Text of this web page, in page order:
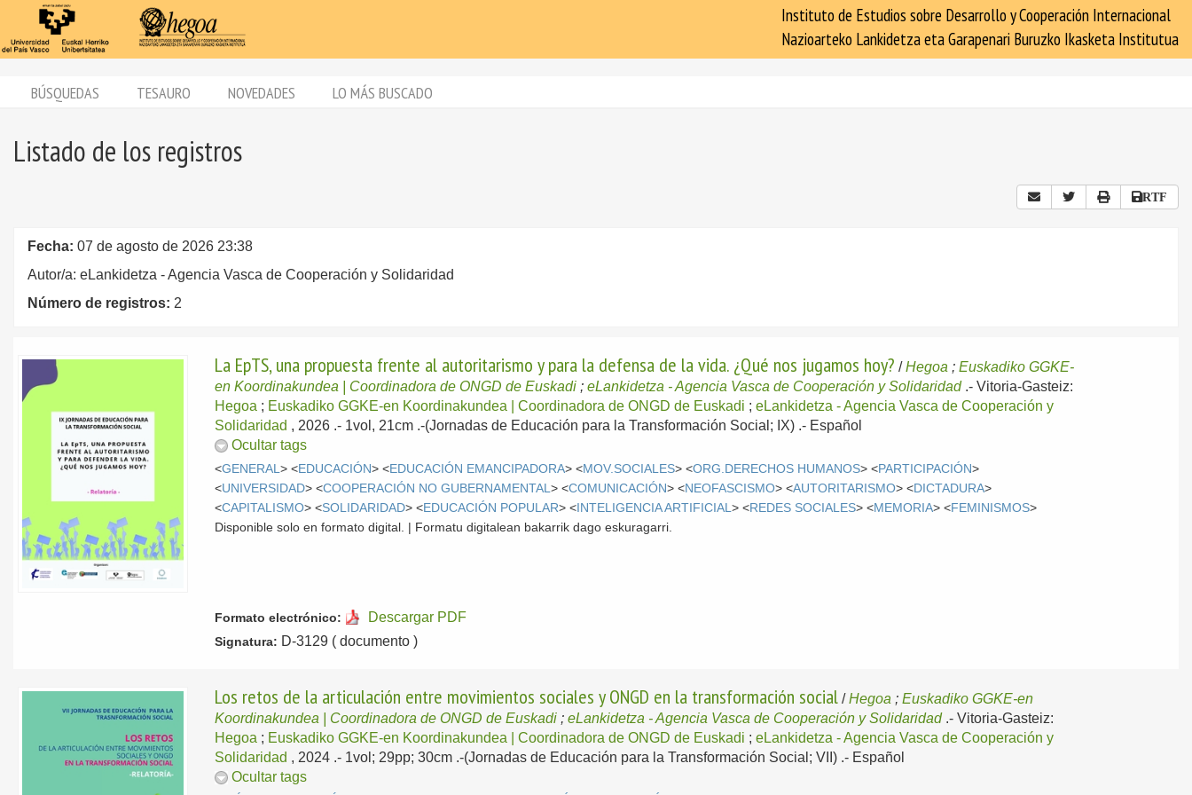
Instituto de Estudios sobre Desarrollo y Cooperación Internacional
Nazioarteko Lankidetza eta Garapenari Buruzko Ikasketa Institutua
BÚSQUEDAS TESAURO NOVEDADES LO MÁS BUSCADO
Listado de los registros
RTF
Fecha: 07 de agosto de 2026 23:38
Autor/a: eLankidetza - Agencia Vasca de Cooperación y Solidaridad
Número de registros: 2
La EpTS, una propuesta frente al autoritarismo y para la defensa de la vida. ¿Qué nos jugamos hoy? /Hegoa ;Euskadiko GGKE-
en Koordinakundea | Coordinadora de ONGD de Euskadi ;eLankidetza - Agencia Vasca de Cooperación y Solidaridad .-Vitoria-Gasteiz:
Hegoa ; Euskadiko GGKE-en Koordinakundea | Coordinadora de ONGD de Euskadi ;eLankidetza - Agencia Vasca de Cooperación y
Solidaridad , 2026 .- 1vol, 21cm .-(Jornadas de Educación para la Transformación Social; IX) .- Español
Ocultar tags
<GENERAL> <EDUCACIÓN> <EDUCACIÓN EMANCIPADORA> <MOV.SOCIALES> <ORG.DERECHOS HUMANOS> <PARTICIPACIÓN>
<UNIVERSIDAD> <COOPERACIÓN NO GUBERNAMENTAL> <COMUNICACIÓN> <NEOFASCISMO> <AUTORITARISMO> <DICTADURA>
<CAPITALISMO> <SOLIDARIDAD> <EDUCACIÓN POPULAR> <INTELIGENCIA ARTIFICIAL> <REDES SOCIALES> <MEMORIA> <FEMINISMOS>
Disponible solo en formato digital. | Formatu digitalean bakarrik dago eskuragarri.
Formato electrónico: Descargar PDF
Signatura: D-3129 ( documento )
Los retos de la articulación entre movimientos sociales y ONGD en la transformación social /Hegoa ;Euskadiko GGKE-en
Koordinakundea | Coordinadora de ONGD de Euskadi ;eLankidetza - Agencia Vasca de Cooperación y Solidaridad .-Vitoria-Gasteiz:
Hegoa ; Euskadiko GGKE-en Koordinakundea | Coordinadora de ONGD de Euskadi ;eLankidetza - Agencia Vasca de Cooperación y
Solidaridad , 2024 .- 1vol; 29pp; 30cm .-(Jornadas de Educación para la Transformación Social; VII) .- Español
Ocultar tags